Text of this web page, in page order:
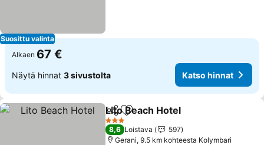
Suosittu valinta
Alkaen 67 €
Näytä hinnat 3 sivustolta Katso hinnat
Jaa Lisää suosikkeihin
Lito Beach Hotel
3 Tähtiluokitus
8,6 Loistava
597
Gerani, 9.5 km kohteesta Kolymbari